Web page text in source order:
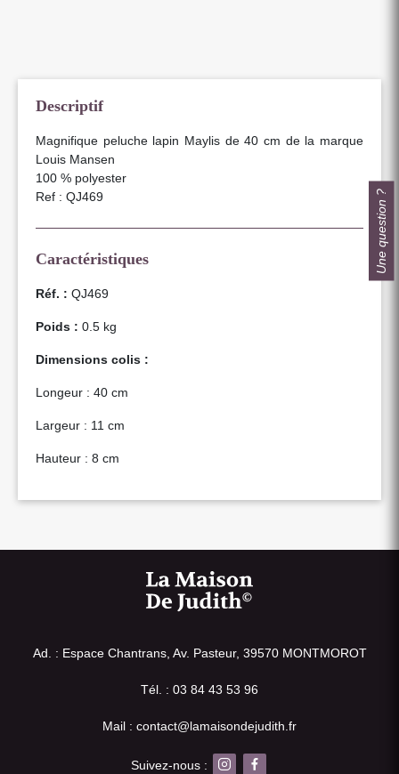
Descriptif
Magnifique peluche lapin Maylis de 40 cm de la marque
Louis Mansen
100 % polyester
Ref : QJ469
Caractéristiques
Réf. : QJ469
Poids : 0.5 kg
Dimensions colis :
Longeur : 40 cm
Largeur : 11 cm
Hauteur : 8 cm
Ad. : Espace Chantrans, Av. Pasteur, 39570 MONTMOROT
Tél. : 03 84 43 53 96
Mail : contact@lamaisondejudith.fr
Suivez-nous :
Une question ?